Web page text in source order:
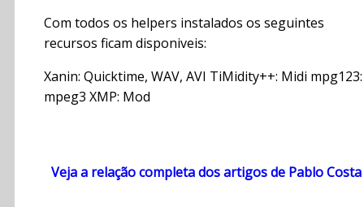
Com todos os helpers instalados os seguintes
recursos ficam disponiveis:
Xanin: Quicktime, WAV, AVI TiMidity++: Midi mpg123:
mpeg3 XMP: Mod
Veja a relação completa dos artigos de Pablo Costa